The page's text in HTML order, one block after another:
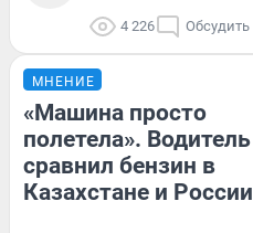
4 226 Обсудить
МНЕНИЕ
«Машина просто
полетела». Водитель
сравнил бензин в
Казахстане и России